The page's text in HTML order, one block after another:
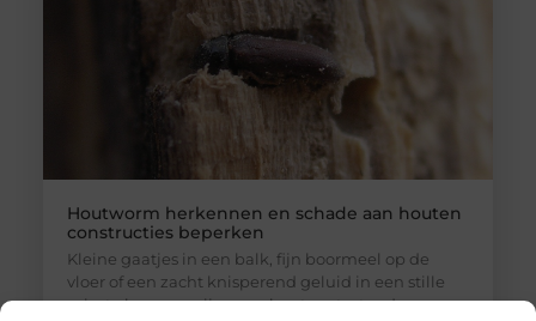
Houtworm herkennen en schade aan houten
constructies beperken
Kleine gaatjes in een balk, fijn boormeel op de
vloer of een zacht knisperend geluid in een stille
ruimte kunnen wijzen op houtaantastende